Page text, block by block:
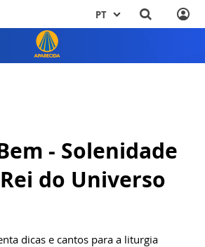
PT
- Solenidade
do Universo
dicas e cantos para a liturgia